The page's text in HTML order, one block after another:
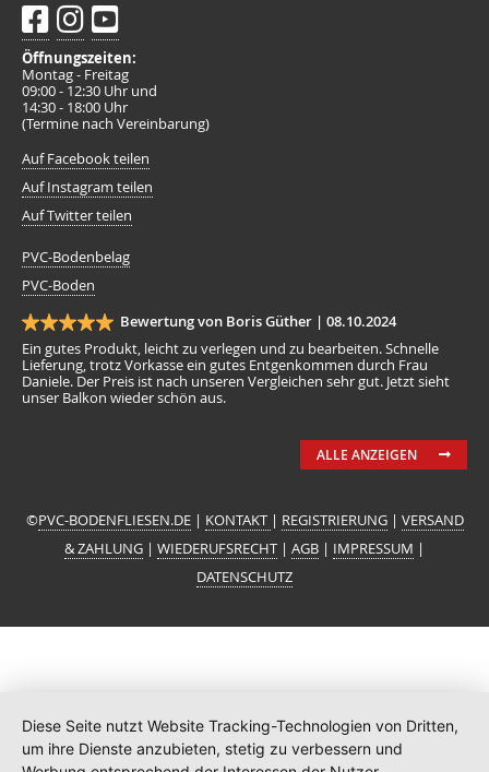
Öffnungszeiten:
Montag - Freitag
09:00 - 12:30 Uhr und
14:30 - 18:00 Uhr
(Termine nach Vereinbarung)
Auf Facebook teilen
Auf Instagram teilen
Auf Twitter teilen
PVC-Bodenbelag
PVC-Boden
Bewertung von Boris Güther | 08.10.2024
Ein gutes Produkt, leicht zu verlegen und zu bearbeiten. Schnelle
Lieferung, trotz Vorkasse ein gutes Entgenkommen durch Frau
Daniele. Der Preis ist nach unseren Vergleichen sehr gut. Jetzt sieht
unser Balkon wieder schön aus.
ALLE ANZEIGEN
©PVC-BODENFLIESEN.DE| KONTAKT | REGISTRIERUNG| VERSAND
& ZAHLUNG | WIEDERUFSRECHT | AGB | IMPRESSUM |
DATENSCHUTZ
Diese Seite nutzt Website Tracking-Technologien von Dritten,
um ihre Dienste anzubieten, stetig zu verbessern und